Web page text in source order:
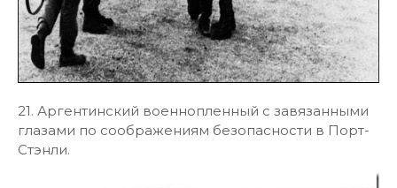
21. Аргентинский военнопленный с завязанными
глазами по соображениям безопасности в Порт-
Стэнли.